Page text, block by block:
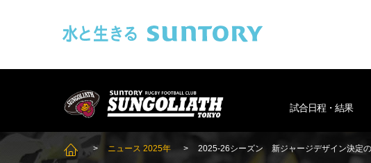
試合日程・結果
SUNGOLIATH TOP
ニュース 2025年 2025-26シーズン 新ジャージデザイン決定